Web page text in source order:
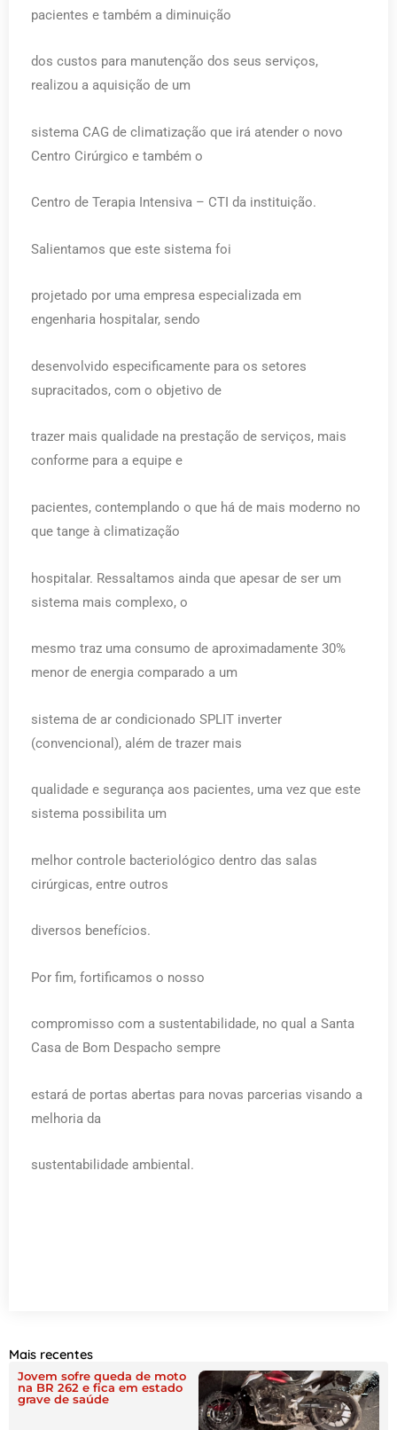
pacientes e também a diminuição
dos custos para manutenção dos seus serviços,
realizou a aquisição de um
sistema CAG de climatização que irá atender o novo
Centro Cirúrgico e também o
Centro de Terapia Intensiva – CTI da instituição.
Salientamos que este sistema foi
projetado por uma empresa especializada em
engenharia hospitalar, sendo
desenvolvido especificamente para os setores
supracitados, com o objetivo de
trazer mais qualidade na prestação de serviços, mais
conforme para a equipe e
pacientes, contemplando o que há de mais moderno no
que tange à climatização
hospitalar. Ressaltamos ainda que apesar de ser um
sistema mais complexo, o
mesmo traz uma consumo de aproximadamente 30%
menor de energia comparado a um
sistema de ar condicionado SPLIT inverter
(convencional), além de trazer mais
qualidade e segurança aos pacientes, uma vez que este
sistema possibilita um
melhor controle bacteriológico dentro das salas
cirúrgicas, entre outros
diversos benefícios.
Por fim, fortificamos o nosso
compromisso com a sustentabilidade, no qual a Santa
Casa de Bom Despacho sempre
estará de portas abertas para novas parcerias visando a
melhoria da
sustentabilidade ambiental.
Mais recentes
Jovem sofre queda de moto
na BR 262 e fica em estado
grave de saúde